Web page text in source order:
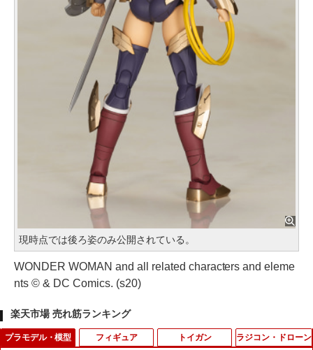
現時点では後ろ姿のみ公開されている。
WONDER WOMAN and all related characters and eleme
nts © & DC Comics. (s20)
楽天市場 売れ筋ランキング
プラモデル・模型 フィギュア トイガン ラジコン・ドローン